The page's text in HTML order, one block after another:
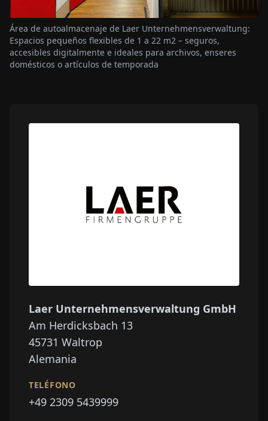
Área de autoalmacenaje de Laer Unternehmensverwaltung:
Espacios pequeños flexibles de 1 a 22 m2 – seguros,
accesibles digitalmente e ideales para archivos, enseres
domésticos o artículos de temporada
Laer Unternehmensverwaltung GmbH
Am Herdicksbach 13
45731 Waltrop
Alemania
TELÉFONO
+49 2309 5439999